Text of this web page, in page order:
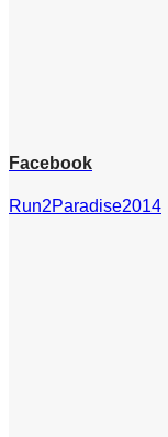
Facebook
Run2Paradise2014